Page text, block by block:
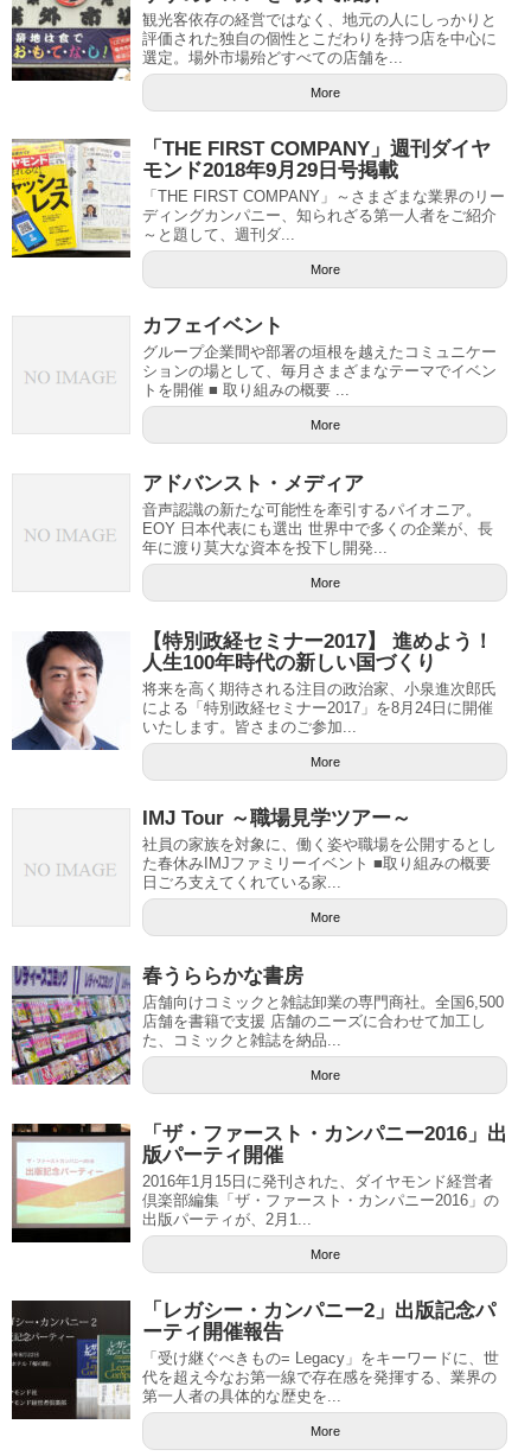
観光客依存の経営ではなく、地元の人にしっかりと
評価された独自の個性とこだわりを持つ店を中心に
選定。場外市場殆どすべての店舗を...
More
「THE FIRST COMPANY」週刊ダイヤ
モンド2018年9月29日号掲載
「THE FIRST COMPANY」～さまざまな業界のリー
ディングカンパニー、知られざる第一人者をご紹介
～と題して、週刊ダ...
More
カフェイベント
グループ企業間や部署の垣根を越えたコミュニケー
ションの場として、毎月さまざまなテーマでイベン
トを開催 ■ 取り組みの概要 ...
More
アドバンスト・メディア
音声認識の新たな可能性を牽引するパイオニア。
EOY 日本代表にも選出 世界中で多くの企業が、長
年に渡り莫大な資本を投下し開発...
More
【特別政経セミナー2017】 進めよう！
人生100年時代の新しい国づくり
将来を高く期待される注目の政治家、小泉進次郎氏
による「特別政経セミナー2017」を8月24日に開催
いたします。皆さまのご参加...
More
IMJ Tour ～職場見学ツアー～
社員の家族を対象に、働く姿や職場を公開するとし
た春休みIMJファミリーイベント ■取り組みの概要
日ごろ支えてくれている家...
More
春うららかな書房
店舗向けコミックと雑誌卸業の専門商社。全国6,500
店舗を書籍で支援 店舗のニーズに合わせて加工し
た、コミックと雑誌を納品...
More
「ザ・ファースト・カンパニー2016」出
版パーティ開催
2016年1月15日に発刊された、ダイヤモンド経営者
倶楽部編集「ザ・ファースト・カンパニー2016」の
出版パーティが、2月1...
More
「レガシー・カンパニー2」出版記念パ
ーティ開催報告
「受け継ぐべきもの= Legacy」をキーワードに、世
代を超え今なお第一線で存在感を発揮する、業界の
第一人者の具体的な歴史を...
More